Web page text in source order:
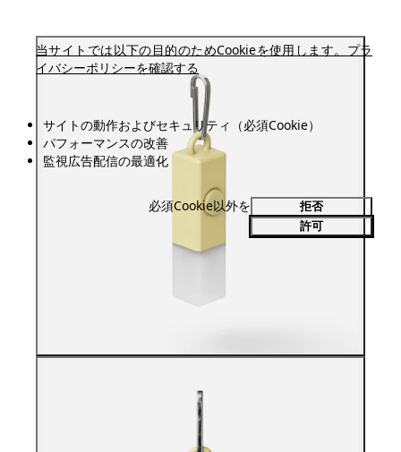
当サイトでは以下の目的のためCookieを使用します。 プラ
イバシーポリシーを確認する
サイトの動作およびセキュリティ（必須Cookie）
パフォーマンスの改善
監視広告配信の最適化
必須Cookie以外を
拒否
許可